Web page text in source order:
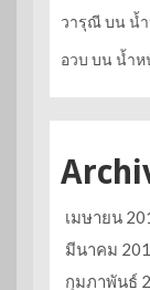
วารุณีบน น้
อวบ บน น้ำห
เมษายน
มีนาคม
กุมภาพันธ์